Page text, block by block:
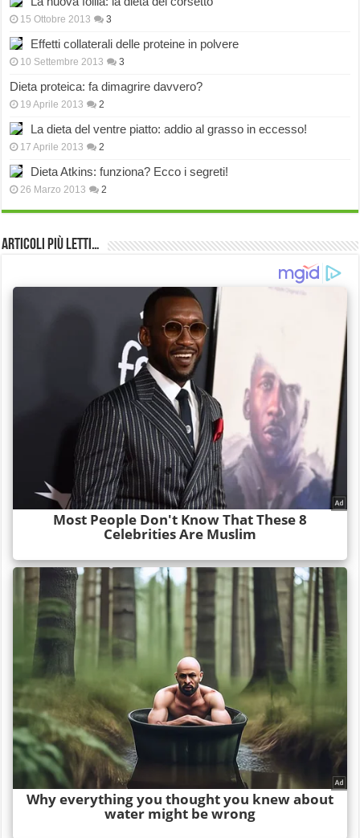
15 Ottobre 2013 3
Effetti collaterali delle proteine in polvere
10 Settembre 2013 3
Dieta proteica: fa dimagrire davvero?
19 Aprile 2013 2
La dieta del ventre piatto: addio al grasso in eccesso!
17 Aprile 2013 2
Dieta Atkins: funziona? Ecco i segreti!
26 Marzo 2013 2
Articoli più Letti…